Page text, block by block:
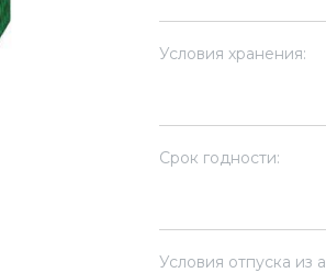
Условия хранения:
Срок годности:
Условия отпуска из